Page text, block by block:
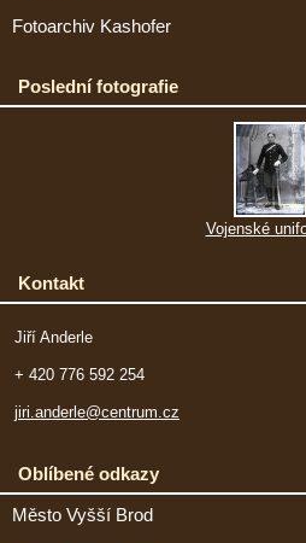
Fotoarchiv Kashofer
Poslední fotografie
Vojenské
Kontakt
Jiří Anderle
+ 420 776 592 254
jiri.anderle@centrum.cz
Oblíbené odkazy
Město Vyšší Brod